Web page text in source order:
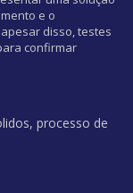
e o
disso, testes
confirmar
processo de